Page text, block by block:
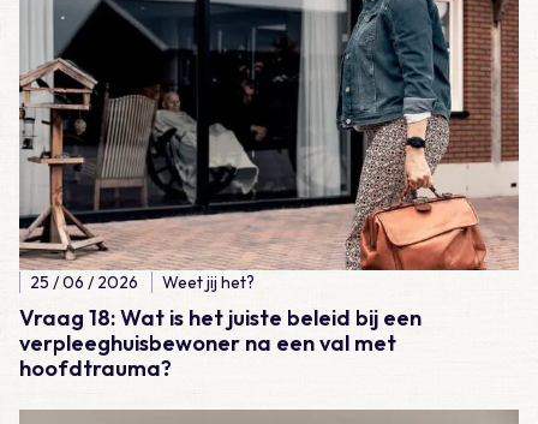
Vraag 18: Wat is het juiste beleid bij een
verpleeghuisbewoner na een val met
hoofdtrauma?
25 / 06 / 2026 Weet jij het?